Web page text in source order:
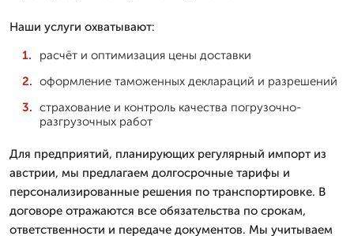
Наши услуги охватывают:
расчёт и оптимизация цены доставки
оформление таможенных деклараций и разрешений
страхование и контроль качества погрузочно-
разгрузочных работ
Для предприятий, планирующих регулярный импорт из
австрии, мы предлагаем долгосрочные тарифы и
персонализированные решения по транспортировке. В
договоре отражаются все обязательства по срокам,
ответственности и передаче документов. Мы учитываем